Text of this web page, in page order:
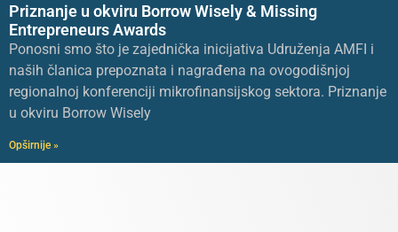
Priznanje u okviru Borrow Wisely & Missing
Entrepreneurs Awards
Ponosni smo što je zajednička inicijativa Udruženja AMFI i
naših članica prepoznata i nagrađena na ovogodišnjoj
regionalnoj konferenciji mikrofinansijskog sektora. Priznanje
u okviru Borrow Wisely
Opširnije »